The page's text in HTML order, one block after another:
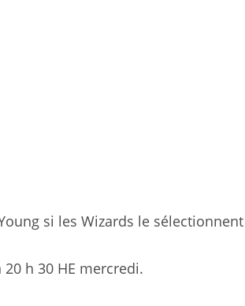
si les Wizards le sélectionnent
h 30 HE mercredi.